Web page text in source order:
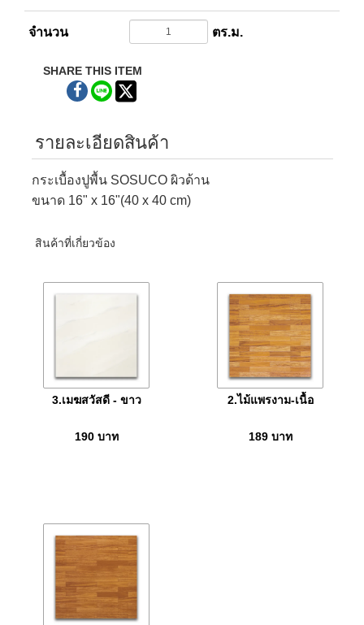
จำนวน ตร.ม.
SHARE THIS ITEM
รายละเอียดสินค้า
กระเบื้องปูพื้น SOSUCO ผิวด้าน
ขนาด 16" x 16"(40 x 40 cm)
สินค้าที่เกี่ยวข้อง
3.เมฆสวัสดี - ขาว
190 บาท
2.ไม้แพรงาม-เนื้อ
189 บาท